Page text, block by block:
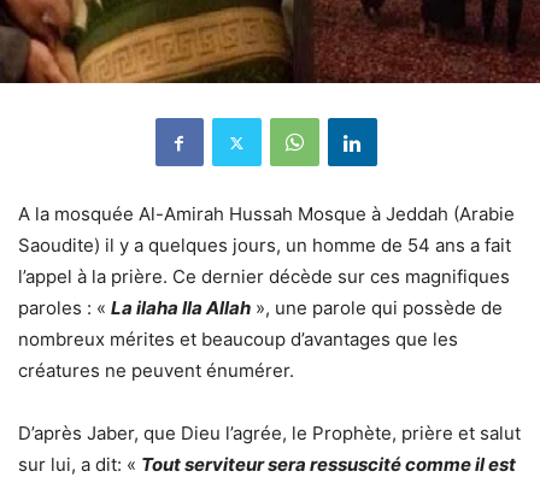
A la mosquée Al-Amirah Hussah Mosque à Jeddah (Arabie
Saoudite) il y a quelques jours, un homme de 54 ans a fait
l’appel à la prière. Ce dernier décède sur ces magnifiques
paroles : « La ilaha Ila Allah », une parole qui possède de
nombreux mérites et beaucoup d’avantages que les
créatures ne peuvent énumérer.
D’après Jaber, que Dieu l’agrée, le Prophète, prière et salut
sur lui, a dit: « Tout serviteur sera ressuscité comme il est